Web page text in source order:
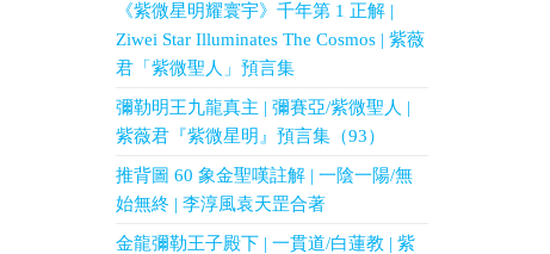
《紫微星明耀寰宇》千年第 1 正解 |
Ziwei Star Illuminates The Cosmos | 紫薇
君「紫微聖人」預言集
彌勒明王九龍真主 | 彌賽亞/紫微聖人 |
紫薇君『紫微星明』預言集（93）
推背圖 60 象金聖嘆註解 | 一陰一陽/無
始無終 | 李淳風袁天罡合著
金龍彌勒王子殿下 | 一貫道/白蓮教 | 紫